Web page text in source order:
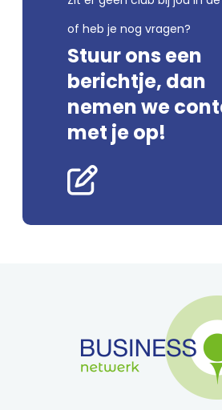
of heb je nog vragen?
Stuur ons een
berichtje, dan
nemen we
met je op!